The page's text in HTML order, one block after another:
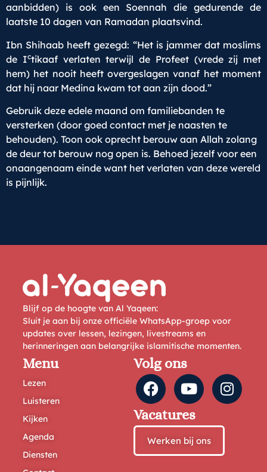
aanbidden) is ook een Soennah die gedurende de
laatste 10 dagen van Ramadan plaatsvind.
Ibn Shihaab heeft gezegd: “Het is jammer dat moslims
de Ictikaaf verlaten terwijl de Profeet (vrede zij met
hem) het nooit heeft overgeslagen vanaf het moment
dat hij naar Medina kwam tot aan zijn dood.”
Gebruik deze edele maand om familiebanden te
versterken (door goed contact met je naasten te
behouden). Toon ook oprecht berouw aan Allah zolang
de deur tot berouw nog open is. Behoed jezelf voor een
onaangenaam einde want het verlaten van deze wereld
is pijnlijk.
Blijf op de hoogte van Al Yaqeen:
Sluit je aan bij onze officiële WhatsApp-groep voor
updates over lessen, lezingen, livestreams en
herinneringen aan belangrijke islamitische momenten.
Menu
Lezen
Luisteren
Kijken
Agenda
Diensten
Volg ons
Vacatures
Werken bij ons